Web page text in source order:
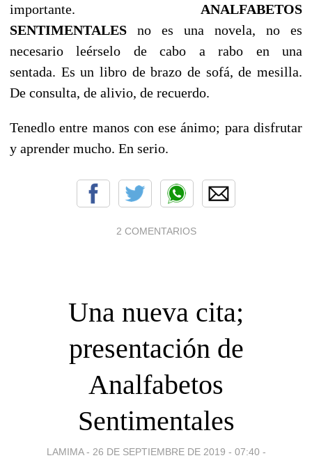
importante. ANALFABETOS
SENTIMENTALES no es una novela, no es
necesario leérselo de cabo a rabo en una
sentada. Es un libro de brazo de sofá, de mesilla.
De consulta, de alivio, de recuerdo.
Tenedlo entre manos con ese ánimo; para disfrutar
y aprender mucho. En serio.
2 COMENTARIOS
Una nueva cita;
presentación de
Analfabetos
Sentimentales
LAMIMA - 26 DE SEPTIEMBRE DE 2019 - 07:40 -